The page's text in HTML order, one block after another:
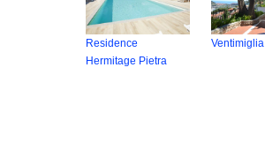
Residence
Hermitage Pietra
Ventimiglia